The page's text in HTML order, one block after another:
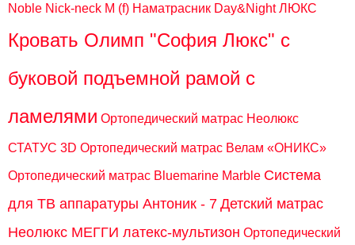
Noble Nick-neck M (f) Наматрасник Day&Night ЛЮКС
Кровать Олимп "София Люкс" с
буковой подъемной рамой с
ламелями Ортопедический матрас Неолюкс
СТАТУС 3D Ортопедический матрас Велам «ОНИКС»
Ортопедический матрас Bluemarine Marble Система
для ТВ аппаратуры Антоник - 7 Детский матрас
Неолюкс МЕГГИ латекс-мультизон Ортопедический